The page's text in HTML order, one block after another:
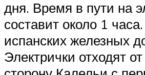
дня. Время в пути на
составит около 1
испанских железных
Электрички отходят